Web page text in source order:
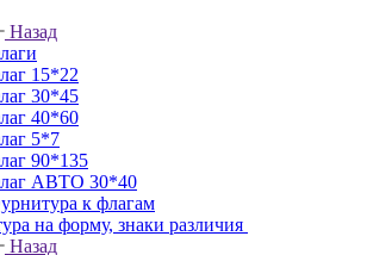
Назад
15*22
30*45
40*60
5*7
90*135
АВТО 30*40
к флагам
на форму, знаки различия
Назад